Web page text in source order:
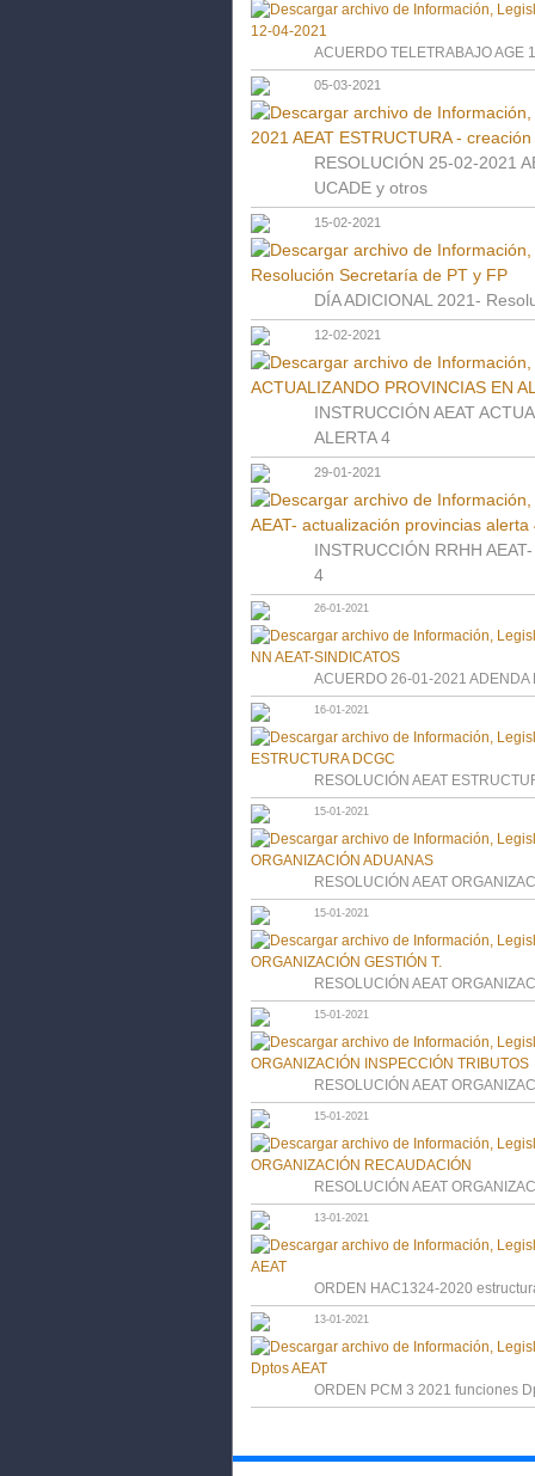
ACUERDO TELETRABAJO AGE
05-03-2021
RESOLUCIÓN 25-02-2021
UCADE y otros
15-02-2021
DÍA ADICIONAL 2021-
12-02-2021
INSTRUCCIÓN AEAT
ALERTA 4
29-01-2021
INSTRUCCIÓN RRHH
4
26-01-2021
ACUERDO 26-01-2021 ADENDA
16-01-2021
RESOLUCIÓN AEAT
15-01-2021
RESOLUCIÓN AEAT
15-01-2021
RESOLUCIÓN AEAT
15-01-2021
RESOLUCIÓN AEAT
15-01-2021
RESOLUCIÓN AEAT
13-01-2021
ORDEN HAC1324-2020
13-01-2021
ORDEN PCM 3 2021 funciones